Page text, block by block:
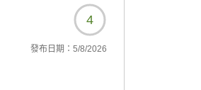
到着の際にフロン
物が多い場合や階
4
發布日期： 5/8/2026